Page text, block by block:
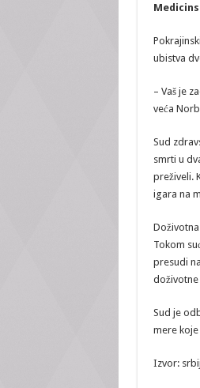
ubistva
– Vaš je
veća
Sud
smrti u
preživeli.
igara na
Tokom
presudi
doživotne
Sud je
mere
Izvor: